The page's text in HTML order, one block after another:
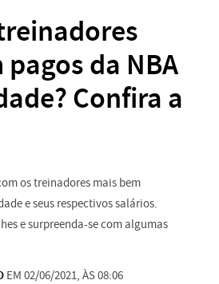
da NBA
Confira a
os treinadores mais bem
e seus respectivos salários.
e surpreenda-se com algumas
EM 02/06/2021, ÀS 08:06